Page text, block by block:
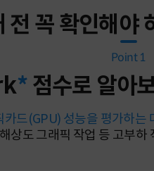
전 꼭 확인해야
Point 1
* 점수로 알아
드(GPU) 성능을 평가하는
상도 그래픽 작업 등 고부